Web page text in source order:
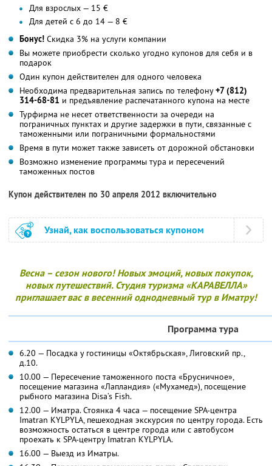
Для взрослых — 15 €
Для детей с 6 до 14 — 8 €
Бонус! Скидка 3% на услуги компании
Вы можете приобрести сколько угодно купонов для себя и в
подарок
Один купон действителен для одного человека
Необходима предварительная запись по телефону+7 (812)
314-68-81 и предъявление распечатанного купона на месте
Турфирма не несет ответственности за очереди на
пограничных пунктах и другие задержки в пути, связанные с
таможенными или пограничными формальностями
Время в пути может также зависеть от дорожной обстановки
Возможно изменение программы тура и пересечений
таможенных постов
Купон действителен по 30 апреля 2012 включительно
Узнай, как воспользоваться купоном
Весна – сезон нового! Новых эмоций, новых покупок,
новых путешествий. Студия туризма «КАРАВЕЛЛА»
приглашает вас в весенний однодневный тур в Иматру!
Программа тура
6.20 — Посадка у гостиницы «Октябрьская», Лиговский пр.,
д.10.
10.00 — Пересечение таможенного поста «Брусничное»,
посещение магазина «Лапландия» («Мухамед»), посещение
рыбного магазина Disa’s Fish.
12.00 — Иматра. Стоянка 4 часа — посещение SPA-центра
Imatran KYLPYLA, пешеходная экскурсия по центру города. Есть
возможность остаться в центре города или с автобусом
проехать к SPA-центру Imatran KYLPYLA.
16.00 — Выезд из Иматры.